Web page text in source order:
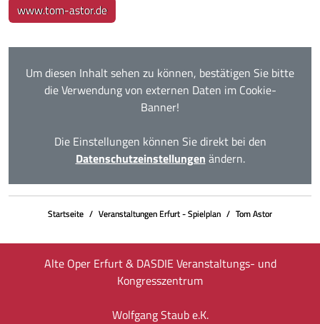
Um diesen Inhalt sehen zu können, bestätigen Sie bitte
die Verwendung von externen Daten im Cookie-
Banner!
Die Einstellungen können Sie direkt bei den
Datenschutzeinstellungen ändern.
www.tom-astor.de
Startseite Veranstaltungen Erfurt - Spielplan Tom Astor
Alte Oper Erfurt & DASDIE Veranstaltungs- und
Kongresszentrum
Wolfgang Staub e.K.